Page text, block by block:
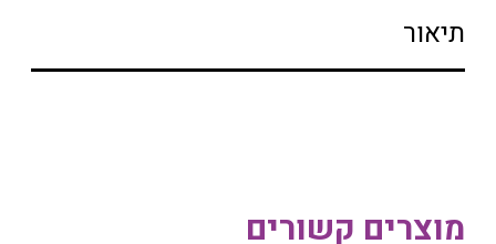
תיאור
מוצרים קשורים